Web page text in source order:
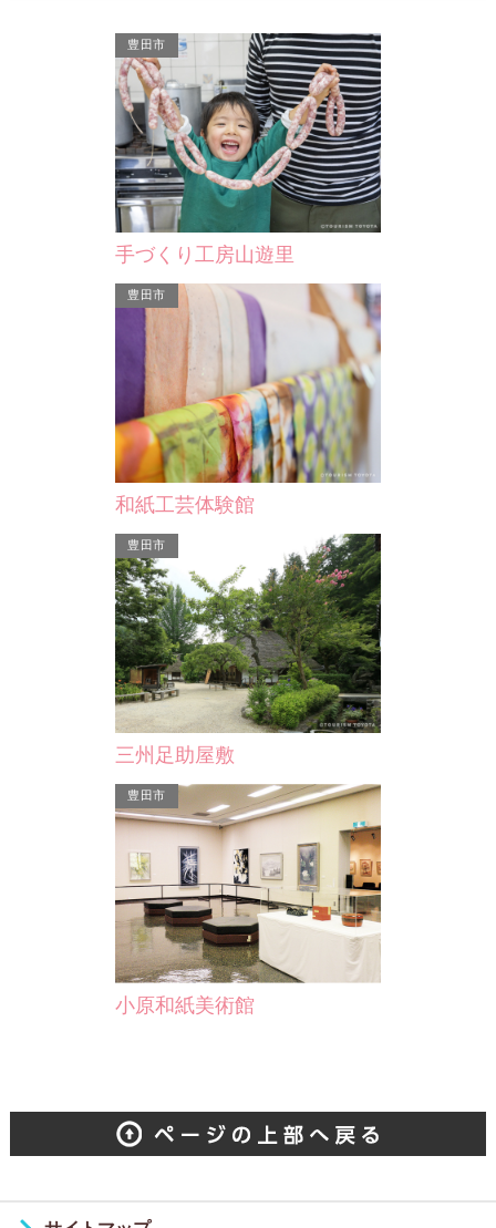
稲武温泉 どんぐりの湯
道の駅｢どんぐりの里いなぶ」に併設
する天然温泉｢どんぐりの湯」では、
季節の花が咲く露天風呂、…
豊田市
武節城址
い、永正年間に田峯城主菅沼定信によ
り築城されました。1575…
豊田市
手づくり工房山遊里
豊田市
和紙工芸体験館
豊田市
三州足助屋敷
豊田市
小原和紙美術館